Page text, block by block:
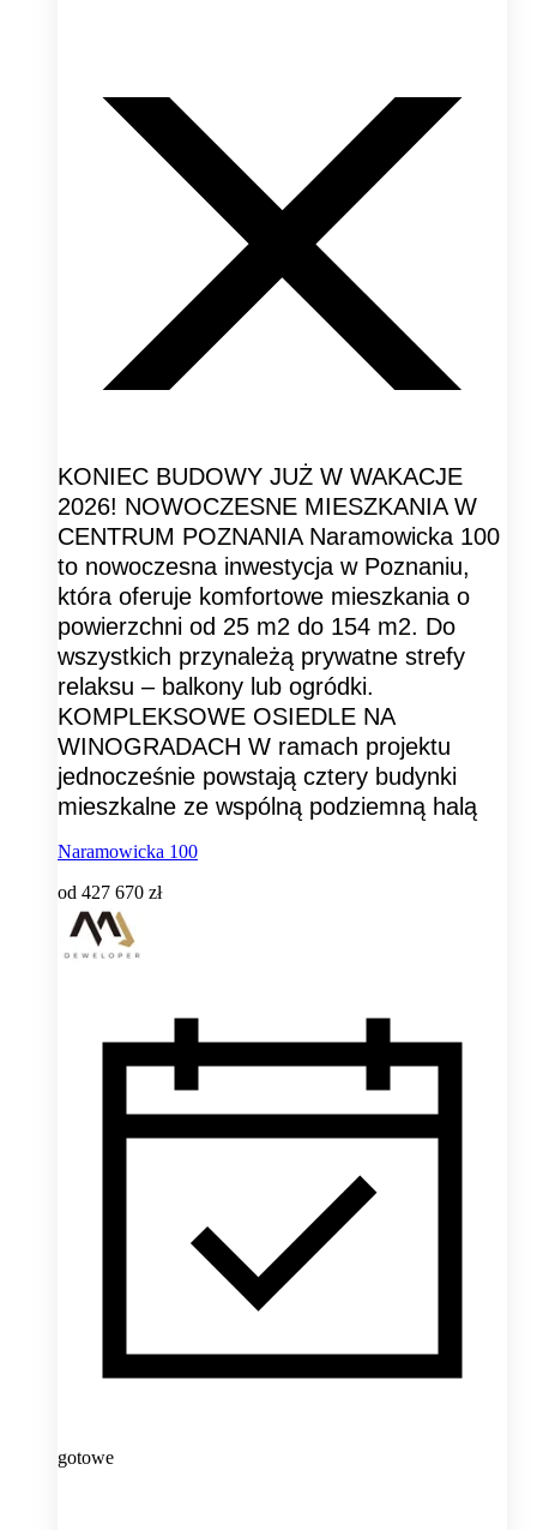
KONIEC BUDOWY JUŻ W WAKACJE
2026! NOWOCZESNE MIESZKANIA W
CENTRUM POZNANIA Naramowicka 100
to nowoczesna inwestycja w Poznaniu,
która oferuje komfortowe mieszkania o
powierzchni od 25 m2 do 154 m2. Do
wszystkich przynależą prywatne strefy
relaksu – balkony lub ogródki.
KOMPLEKSOWE OSIEDLE NA
WINOGRADACH W ramach projektu
jednocześnie powstają cztery budynki
mieszkalne ze wspólną podziemną halą
Naramowicka 100
od 427 670 zł
gotowe